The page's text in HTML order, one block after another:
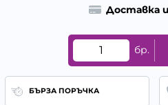
Доставка
бр.
БЪРЗА ПОРЪЧКА